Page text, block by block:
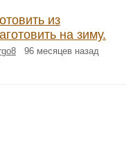
из
на зиму.
96 месяцев назад